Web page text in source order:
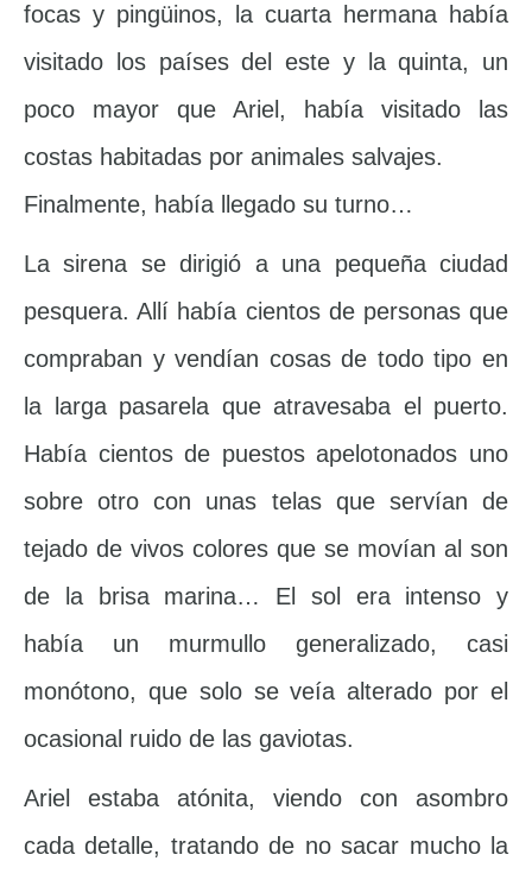
focas y pingüinos, la cuarta hermana había
visitado los países del este y la quinta, un
poco mayor que Ariel, había visitado las
costas habitadas por animales salvajes.
Finalmente, había llegado su turno…
La sirena se dirigió a una pequeña ciudad
pesquera. Allí había cientos de personas que
compraban y vendían cosas de todo tipo en
la larga pasarela que atravesaba el puerto.
Había cientos de puestos apelotonados uno
sobre otro con unas telas que servían de
tejado de vivos colores que se movían al son
de la brisa marina… El sol era intenso y
había un murmullo generalizado, casi
monótono, que solo se veía alterado por el
ocasional ruido de las gaviotas.
Ariel estaba atónita, viendo con asombro
cada detalle, tratando de no sacar mucho la